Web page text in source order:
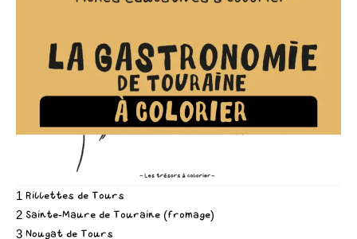
1 Rillettes de Tours
2 Sainte-Maure de Touraine (fromage)
3 Nougat de Tours